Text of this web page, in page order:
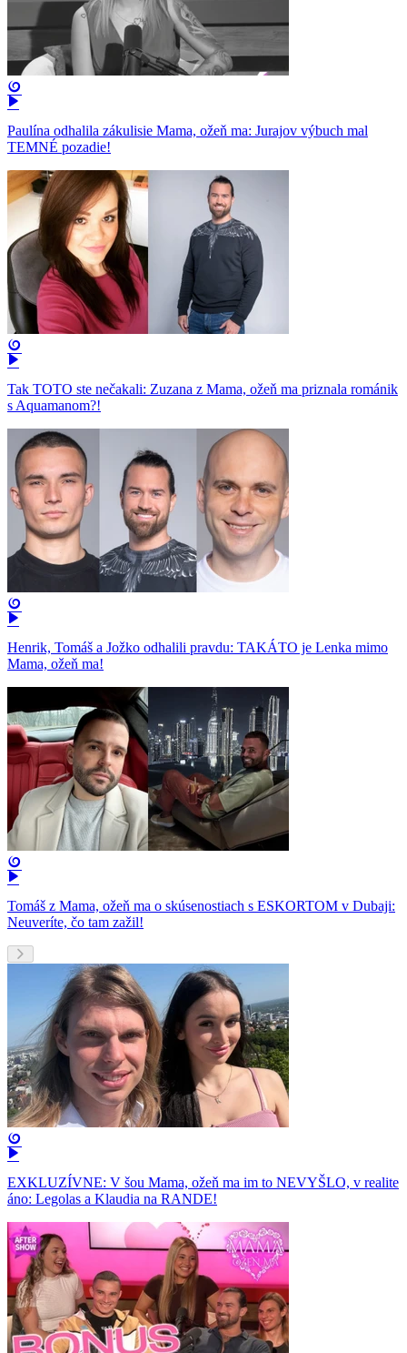
Paulína odhalila zákulisie Mama, ožeň ma: Jurajov výbuch mal
TEMNÉ pozadie!
Tak TOTO ste nečakali: Zuzana z Mama, ožeň ma priznala románik
s Aquamanom?!
Henrik, Tomáš a Jožko odhalili pravdu: TAKÁTO je Lenka mimo
Mama, ožeň ma!
Tomáš z Mama, ožeň ma o skúsenostiach s ESKORTOM v Dubaji:
Neuveríte, čo tam zažil!
EXKLUZÍVNE: V šou Mama, ožeň ma im to NEVYŠLO, v realite
áno: Legolas a Klaudia na RANDE!